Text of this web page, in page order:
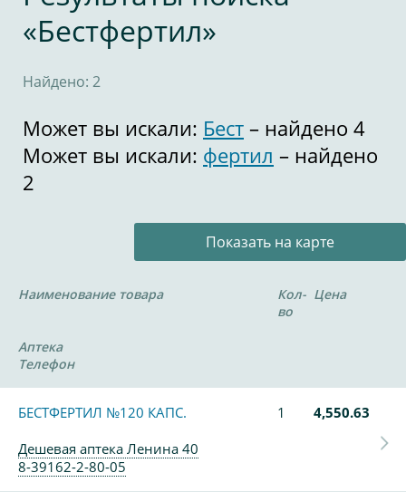
«Бестфертил»
Найдено: 2
Может вы искали: Бест – найдено 4
Может вы искали: фертил – найдено
2
Показать на карте
Наименование товара
Кол-
во
Цена
Аптека
Телефон
БЕСТФЕРТИЛ №120 КАПС. 1
4,550.63
Дешевая аптека Ленина 40
8-39162-2-80-05